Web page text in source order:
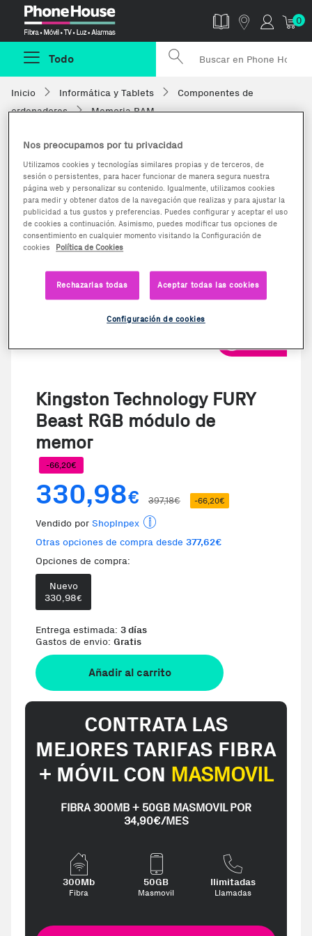
0
Todo
Inicio Informática y Tablets
Componentes de
ordenadores
Memoria RAM
Kingston Technology FURY
Beast RGB módulo de
memor
-66,20€
330,98€ 397,18€ -66,20€
Vendido por ShopInpex
Otras opciones de compra desde 377,62€
Opciones de compra:
Nuevo
330,98€
Entrega estimada: 3 días
Gastos de envio: Gratis
Añadir al carrito
CONTRATA LAS
MEJORES TARIFAS FIBRA
+ MÓVIL CON MASMOVIL
FIBRA 300MB + 50GB MASMOVIL POR
34,90€/MES
300Mb
Fibra
50GB
Masmovil
Ilimitadas
Llamadas
Nos preocupamos por tu privacidad
Utilizamos cookies y tecnologías similares propias y de terceros, de
sesión o persistentes, para hacer funcionar de manera segura nuestra
página web y personalizar su contenido. Igualmente, utilizamos cookies
para medir y obtener datos de la navegación que realizas y para ajustar la
publicidad a tus gustos y preferencias. Puedes configurar y aceptar el uso
de cookies a continuación. Asimismo, puedes modificar tus opciones de
consentimiento en cualquier momento visitando la Configuración de
cookies
Política de Cookies
Rechazarlas todas Aceptar todas las cookies
Configuración de cookies